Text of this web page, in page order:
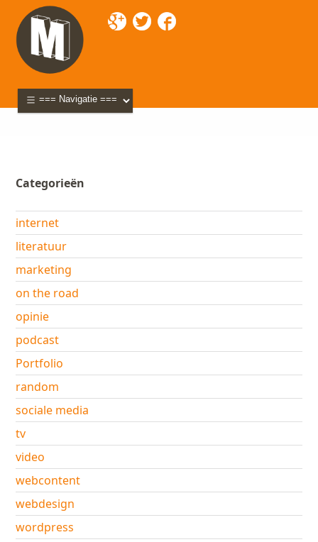
Categorieën
internet
literatuur
marketing
on the road
opinie
podcast
Portfolio
random
sociale media
tv
video
webcontent
webdesign
wordpress